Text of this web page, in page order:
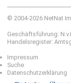
© 2004-2026 NetNat
Geschäftsführung:
Handelsregister:
Impressum
Suche
Datenschutzerklärung